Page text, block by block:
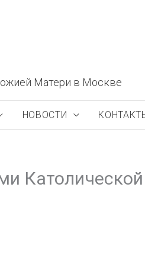
Матери в Москве
НОВОСТИ